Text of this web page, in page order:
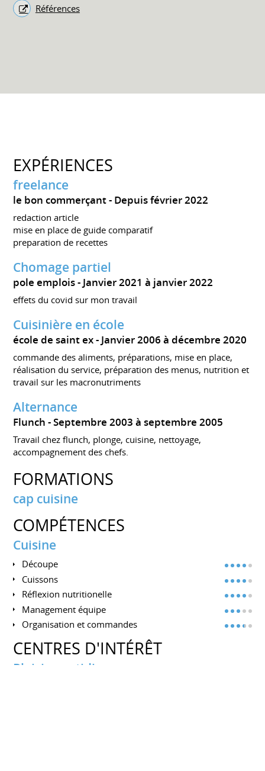
Références
EXPÉRIENCES
freelance
le bon commerçant Depuis février 2022
redaction article
mise en place de guide comparatif
preparation de recettes
Chomage partiel
pole emplois Janvier 2021 à janvier 2022
effets du covid sur mon travail
Cuisinière en école
école de saint ex Janvier 2006 à décembre 2020
commande des aliments, préparations, mise en place,
réalisation du service, préparation des menus, nutrition et
travail sur les macronutriments
Alternance
Flunch Septembre 2003 à septembre 2005
Travail chez flunch, plonge, cuisine, nettoyage,
accompagnement des chefs.
FORMATIONS
cap cuisine
COMPÉTENCES
Cuisine
Découpe
Cuissons
Réflexion nutritionelle
Management équipe
Organisation et commandes
CENTRES D'INTÉRÊT
Plaisir quotidien